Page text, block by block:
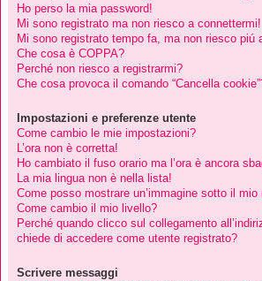
Ho perso la mia password!
Mi sono registrato ma non riesco a connettermi!
Mi sono registrato tempo fa, ma non riesco piú
Che cosa è COPPA?
Perché non riesco a registrarmi?
Che cosa provoca il comando “Cancella
Impostazioni e preferenze utente
Come cambio le mie impostazioni?
L’ora non è corretta!
Ho cambiato il fuso orario ma l’ora è ancora
La mia lingua non è nella lista!
Come posso mostrare un’immagine sotto il mio
Come cambio il mio livello?
Perché quando clicco sul collegamento
chiede di accedere come utente registrato?
Scrivere messaggi